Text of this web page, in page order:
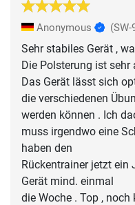
Anonymous (SW-
Sehr stabiles Gerät ,
Die Polsterung ist sehr
Das Gerät lässt sich
die verschiedenen
werden können . Ich
muss irgendwo eine
haben den
Rückentrainer jetzt ein
Gerät mind. einmal
die Woche . Top ,